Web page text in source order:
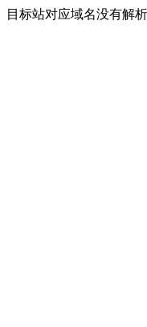
目标站对应域名没有解